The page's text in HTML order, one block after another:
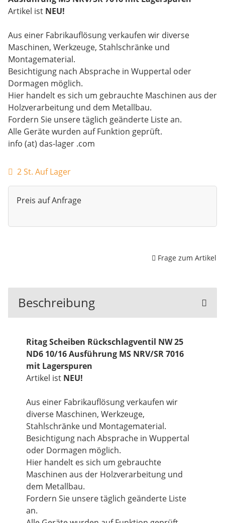
Artikel ist NEU!
Aus einer Fabrikauflösung verkaufen wir diverse
Maschinen, Werkzeuge, Stahlschränke und
Montagematerial.
Besichtigung nach Absprache in Wuppertal oder
Dormagen möglich.
Hier handelt es sich um gebrauchte Maschinen aus der
Holzverarbeitung und dem Metallbau.
Fordern Sie unsere täglich geänderte Liste an.
Alle Geräte wurden auf Funktion geprüft.
info (at) das-lager .com
2 St. Auf Lager
Preis auf Anfrage
Frage zum Artikel
Beschreibung
Ritag Scheiben Rückschlagventil NW 25
ND6 10/16 Ausführung MS NRV/SR 7016
mit Lagerspuren
Artikel ist NEU!
Aus einer Fabrikauflösung verkaufen wir
diverse Maschinen, Werkzeuge,
Stahlschränke und Montagematerial.
Besichtigung nach Absprache in Wuppertal
oder Dormagen möglich.
Hier handelt es sich um gebrauchte
Maschinen aus der Holzverarbeitung und
dem Metallbau.
Fordern Sie unsere täglich geänderte Liste
an.